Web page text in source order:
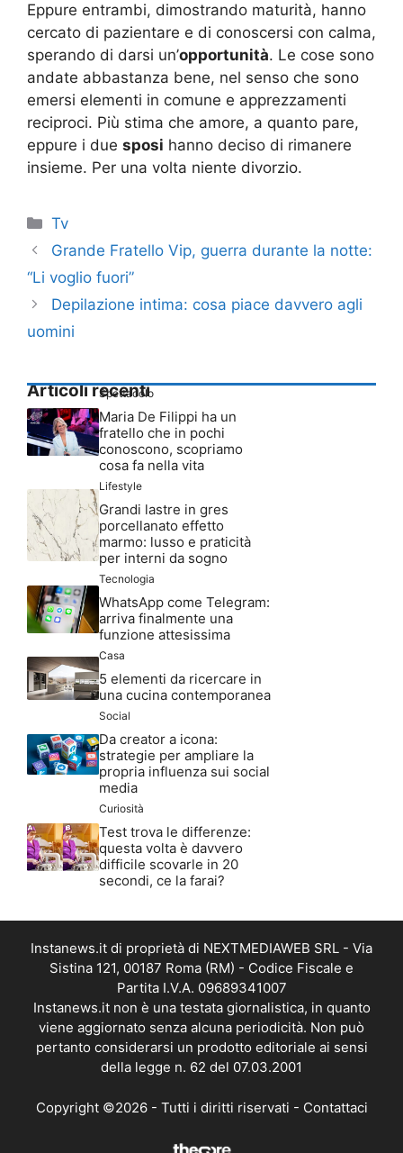
Eppure entrambi, dimostrando maturità, hanno
cercato di pazientare e di conoscersi con calma,
sperando di darsi un’opportunità. Le cose sono
andate abbastanza bene, nel senso che sono
emersi elementi in comune e apprezzamenti
reciproci. Più stima che amore, a quanto pare,
eppure i due sposi hanno deciso di rimanere
insieme. Per una volta niente divorzio.
Categorie
Tv
Grande Fratello Vip, guerra durante la notte:
“Li voglio fuori”
Depilazione intima: cosa piace davvero agli
uomini
Articoli recenti
Spettacolo
Maria De Filippi ha un
fratello che in pochi
conoscono, scopriamo
cosa fa nella vita
Lifestyle
Grandi lastre in gres
porcellanato effetto
marmo: lusso e praticità
per interni da sogno
Tecnologia
WhatsApp come Telegram:
arriva finalmente una
funzione attesissima
Casa
5 elementi da ricercare in
una cucina contemporanea
Social
Da creator a icona:
strategie per ampliare la
propria influenza sui social
media
Curiosità
Test trova le differenze:
questa volta è davvero
difficile scovarle in 20
secondi, ce la farai?
Instanews.it di proprietà di NEXTMEDIAWEB SRL - Via
Sistina 121, 00187 Roma (RM) - Codice Fiscale e
Partita I.V.A. 09689341007
Instanews.it non è una testata giornalistica, in quanto
viene aggiornato senza alcuna periodicità. Non può
pertanto considerarsi un prodotto editoriale ai sensi
della legge n. 62 del 07.03.2001
Copyright ©2026 - Tutti i diritti riservati - Contattaci